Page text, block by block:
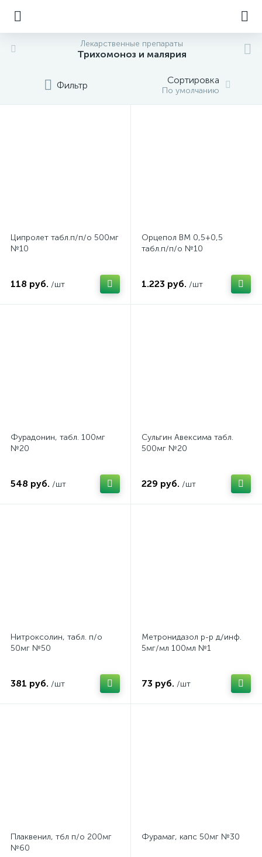
Лекарственные препараты
Трихомоноз и малярия
Фильтр Сортировка
По умолчанию
Ципролет табл.п/п/о 500мг
№10
118 руб. /шт
Орцепол ВМ 0,5+0,5
табл.п/п/о №10
1.223 руб. /шт
Фурадонин, табл. 100мг
№20
548 руб. /шт
Сульгин Авексима табл.
500мг №20
229 руб. /шт
Нитроксолин, табл. п/о
50мг №50
381 руб. /шт
Метронидазол р-р д/инф.
5мг/мл 100мл №1
73 руб. /шт
Плаквенил, тбл п/о 200мг
№60
Фурамаг, капс 50мг №30